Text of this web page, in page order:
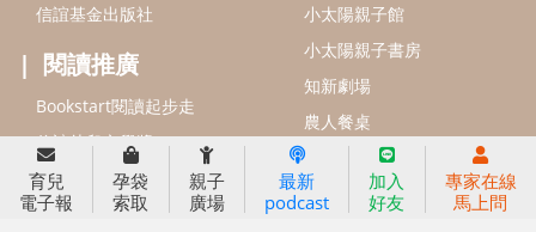
信誼基金出版社
閱讀推廣
Bookstart閱讀起步走
信誼幼兒文學獎
信誼兒童動畫獎
小袋鼠說故事劇團
小太陽親子館
小太陽親子書房
知新劇場
農人餐桌
Green & Safe
育兒
電子報
孕袋
索取
親子
廣場
最新
podcast
加入
好友
專家在線
馬上問